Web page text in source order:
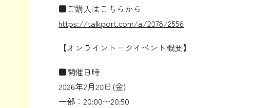
■ご購入はこちらから
https://talkport.com/a/2078/2556
【オンライントークイベント概要】
■開催日時
2026年2月20日(金)
一部：20:00〜20:50